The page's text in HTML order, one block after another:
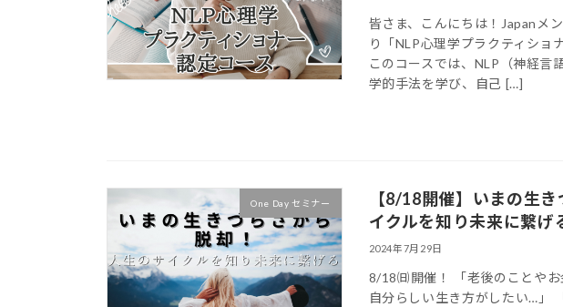
皆さま、こんにちは！Japanメ
り「NLP心理学プラクティショ
このコースでは、NLP（神経言
学的手法を学び、自己 […]
One Day セミナー
【8/18開催】いまの生
イクルを知り未来に繋げ
2024年7月29日
8/18㈰開催！ 「老後のことや
自分らしい生き方がしたい…」